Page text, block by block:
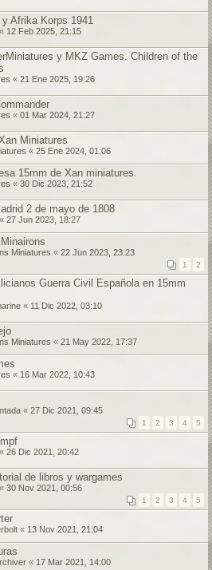
Afrika Korps 1941
« 12 Feb 2025, 21:15
y MKZ Games. Children of the
« 21 Ene 2025, 19:26
« 01 Mar 2024, 21:27
Miniatures
« 25 Ene 2024, 01:06
15mm de Xan miniatures.
« 30 Dic 2023, 21:52
2 de mayo de 1808
« 27 Jun 2023, 18:27
Miniatures « 22 Jun 2023, 23:23
1 2
Guerra Civil Española en 15mm
« 11 Dic 2022, 03:10
Miniatures « 21 May 2022, 17:37
« 16 Mar 2022, 10:43
« 27 Dic 2021, 09:45
1 2 3 4 5
« 26 Dic 2021, 20:42
de libros y wargames
« 30 Nov 2021, 00:56
1 2 3 4 5
« 13 Nov 2021, 21:04
« 17 Mar 2021, 14:00